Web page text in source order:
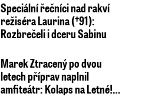
Speciální řečníci nad rakví
režiséra Laurina (†91):
Rozbrečeli i dceru Sabinu
Marek Ztracený po dvou
letech příprav naplnil
amfiteátr: Kolaps na Letné!…